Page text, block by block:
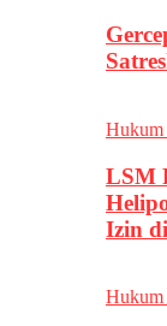
Hukum
LSM
Izin
Hukum